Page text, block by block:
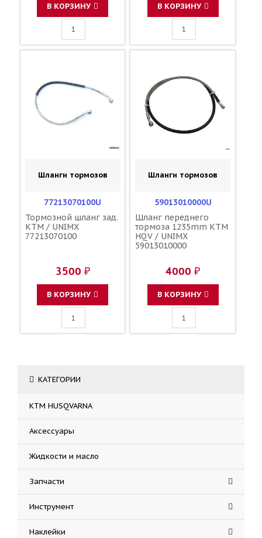
В КОРЗИНУ В КОРЗИНУ
Шланги тормозов
77213070100U
Тормозной шланг зад.
KTM / UNIMX
77213070100
3500 ₽
В КОРЗИНУ
Шланги тормозов
59013010000U
Шланг переднего
тормоза 1235mm KTM
HQV / UNIMX
59013010000
4000 ₽
В КОРЗИНУ
КАТЕГОРИИ
KTM HUSQVARNA
Аксессуары
Жидкости и масло
Запчасти
Инструмент
Наклейки